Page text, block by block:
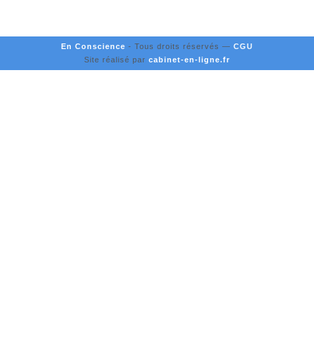
En Conscience - Tous droits réservés — CGU
Site réalisé par cabinet-en-ligne.fr